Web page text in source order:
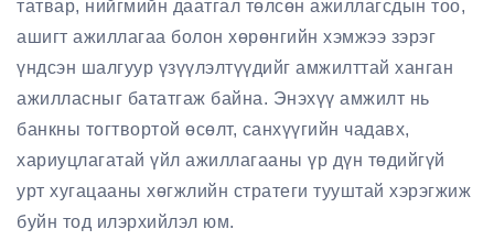
татвар, нийгмийн даатгал төлсөн ажиллагсдын тоо,
ашигт ажиллагаа болон хөрөнгийн хэмжээ зэрэг
үндсэн шалгуур үзүүлэлтүүдийг амжилттай ханган
ажилласныг бататгаж байна. Энэхүү амжилт нь
банкны тогтвортой өсөлт, санхүүгийн чадавх,
хариуцлагатай үйл ажиллагааны үр дүн төдийгүй
урт хугацааны хөгжлийн стратеги тууштай хэрэгжиж
буйн тод илэрхийлэл юм.